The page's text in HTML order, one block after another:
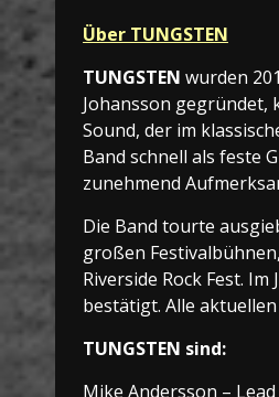
Über TUNGSTEN
TUNGSTEN wurden
Johansson gegründet,
Sound, der im
Band schnell als feste
zunehmend
Die Band tourte
großen
Riverside Rock Fest. Im
bestätigt. Alle
TUNGSTEN sind:
Mike Andersson – Lead